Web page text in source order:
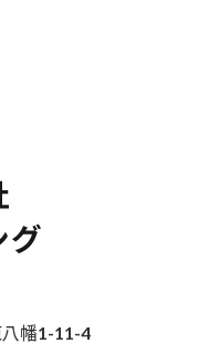
幡1-11-4